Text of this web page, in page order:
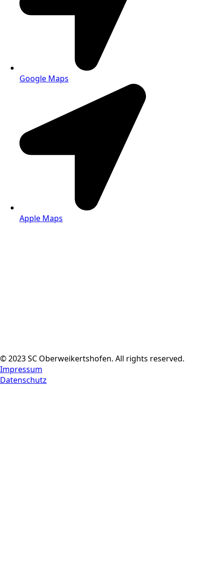
Google Maps
Apple Maps
© 2023 SC Oberweikertshofen. All rights reserved.
Impressum
Datenschutz